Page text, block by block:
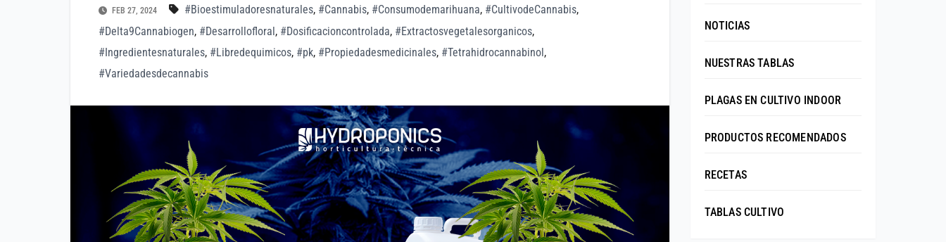
FEB 27, 2024 #Bioestimuladoresnaturales, #Cannabis, #Consumodemarihuana, #CultivodeCannabis,
#Delta9Cannabiogen, #Desarrollofloral, #Dosificacioncontrolada, #Extractosvegetalesorganicos,
#Ingredientesnaturales, #Libredequimicos, #pk, #Propiedadesmedicinales, #Tetrahidrocannabinol,
#Variedadesdecannabis
NOTICIAS
NUESTRAS TABLAS
PLAGAS EN CULTIVO INDOOR
PRODUCTOS RECOMENDADOS
RECETAS
TABLAS CULTIVO